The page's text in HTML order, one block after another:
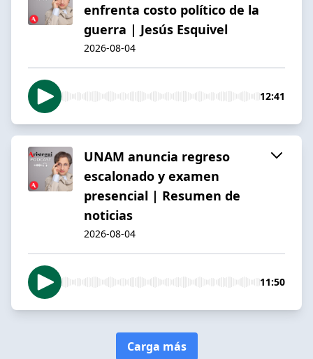
enfrenta costo político de la
guerra | Jesús Esquivel
2026-08-04
12:41
UNAM anuncia regreso
escalonado y examen
presencial | Resumen de
noticias
2026-08-04
11:50
Carga más